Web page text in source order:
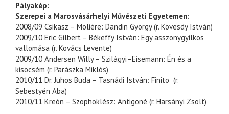
Pályakép:
Szerepei a Marosvásárhelyi Művészeti Egyetemen:
2008/09 Csikasz – Moliére: Dandin György (r. Kövesdy István)
2009/10 Eric Gilbert – Békeffy István: Egy asszonygyilkos
vallomása (r. Kovács Levente)
2009/10 Andersen Willy – Szilágyi–Eisemann: Én és a
kisöcsém (r. Parászka Miklós)
2010/11 Dr. Juhos Buda – Tasnádi István: Finito (r.
Sebestyén Aba)
2010/11 Kreón – Szophoklész: Antigoné (r. Harsányi Zsolt)